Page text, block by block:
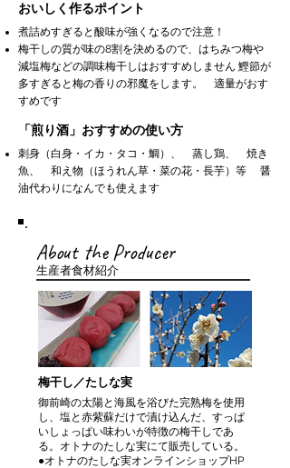
おいしく作るポイント
煮詰めすぎると酸味が強くなるので注意！
梅干しの質が味の8割を決めるので、はちみつ梅や
減塩梅などの調味梅干しはおすすめしません 鰹節が
多すぎると梅の香りの邪魔をします。 適量がおす
すめです
「煎り酒」おすすめの使い方
刺身（白身・イカ・タコ・鯛）、 蒸し鶏、 焼き
魚、 和え物（ほうれん草・菜の花・長芋）等 醤
油代わりになんでも使えます
About the Producer
生産者食材紹介
梅干し／たしな実
御前崎の太陽と海風を浴びた完熟梅を使用
し、塩と赤紫蘇だけで漬け込んだ、すっぱ
いしょっぱい味わいが特徴の梅干しであ
る。オトナのたしな実にて販売している。
●オトナのたしな実オンラインショップHP